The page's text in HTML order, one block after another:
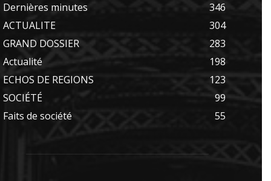
Dernières minutes
346
ACTUALITE
304
GRAND DOSSIER
283
Actualité
198
ECHOS DE REGIONS
123
SOCIÉTÉ
99
Faits de société
55